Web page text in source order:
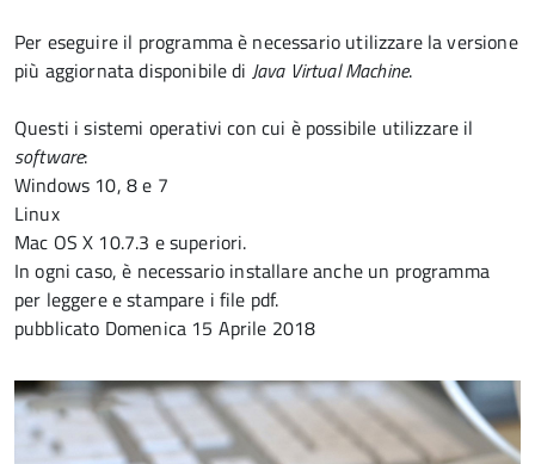
Per eseguire il programma è necessario utilizzare la versione
più aggiornata disponibile di Java Virtual Machine.
Questi i sistemi operativi con cui è possibile utilizzare il
software:
Windows 10, 8 e 7
Linux
Mac OS X 10.7.3 e superiori.
In ogni caso, è necessario installare anche un programma
per leggere e stampare i file pdf.
pubblicato Domenica 15 Aprile 2018